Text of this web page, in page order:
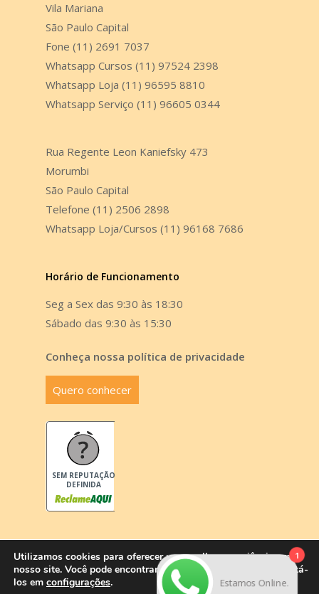
Vila Mariana
São Paulo Capital
Fone (11) 2691 7037
Whatsapp Cursos (11) 97524 2398
Whatsapp Loja (11) 96595 8810
Whatsapp Serviço (11) 96605 0344
Rua Regente Leon Kaniefsky 473
Morumbi
São Paulo Capital
Telefone (11) 2506 2898
Whatsapp Loja/Cursos (11) 96168 7686
Horário de Funcionamento
Seg a Sex das 9:30 às 18:30
Sábado das 9:30 às 15:30
Conheça nossa política de privacidade
Quero conhecer
SEM REPUTAÇÃO
DEFINIDA
© 2026 Yru Organizer - Cursos. - by indigital
Utilizamos cookies para oferecer uma melhor experiência em
nosso site. Você pode encontrar mais informações ou desabilitá-
los em configurações.
Estamos Online.